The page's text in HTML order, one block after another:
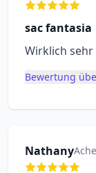
sac fantasia
Wirklich
Bewertung
Nathany